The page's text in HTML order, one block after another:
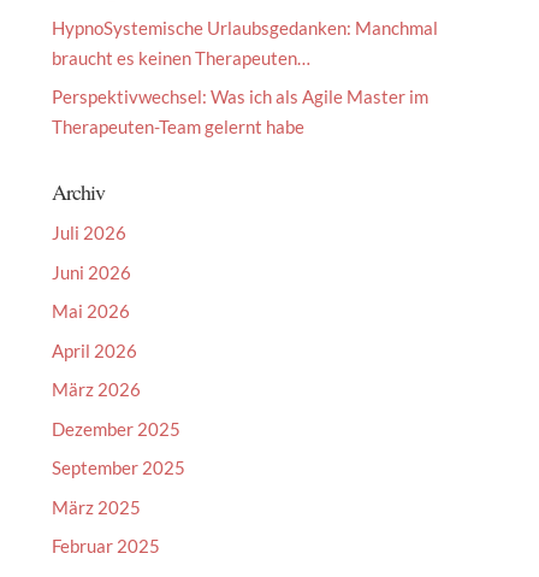
HypnoSystemische Urlaubsgedanken: Manchmal
braucht es keinen Therapeuten…
Perspektivwechsel: Was ich als Agile Master im
Therapeuten-Team gelernt habe
Archiv
Juli 2026
Juni 2026
Mai 2026
April 2026
März 2026
Dezember 2025
September 2025
März 2025
Februar 2025